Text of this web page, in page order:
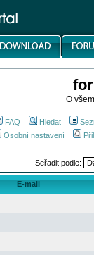
O
FAQ Hledat
Osobní nastavení
Seřadit podle:
E-mail